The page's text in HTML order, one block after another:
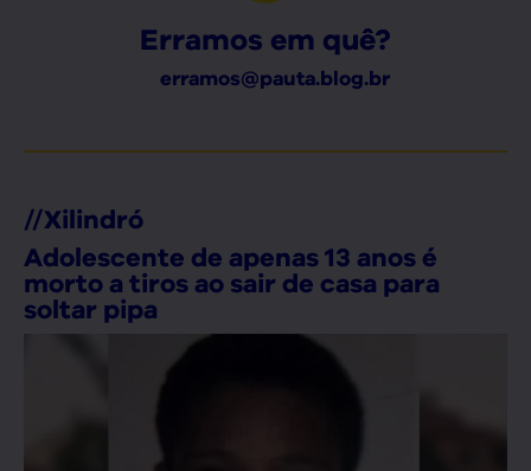
Erramos em quê?
erramos@pauta.blog.br
//Xilindró
Adolescente de apenas 13 anos é
morto a tiros ao sair de casa para
soltar pipa